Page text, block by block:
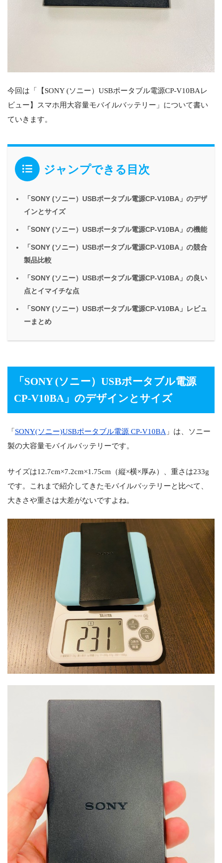
今回は「【SONY (ソニー）USBポータブル電源CP-V10BAレ
ビュー】スマホ用大容量モバイルバッテリー」について書い
ていきます。
ジャンプできる目次
「SONY (ソニー）USBポータブル電源CP-V10BA」のデザ
インとサイズ
「SONY (ソニー）USBポータブル電源CP-V10BA」の機能
「SONY (ソニー）USBポータブル電源CP-V10BA」の競合
製品比較
「SONY (ソニー）USBポータブル電源CP-V10BA」の良い
点とイマイチな点
「SONY (ソニー）USBポータブル電源CP-V10BA」レビュ
ーまとめ
「 SONY (ソニー）USBポータブル電源
CP-V10BA」のデザインとサイズ
「SONY(ソニー)USBポータブル電源 CP-V10BA 」は、ソニー
製の大容量モバイルバッテリーです。
サイズは12.7cm×7.2cm×1.75cm（縦×横×厚み）、重さは233g
です。これまで紹介してきたモバイルバッテリーと比べて、
大きさや重さは大差がないですよね。